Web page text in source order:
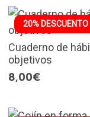
20% DESCUENTO
Cuaderno de
objetivos
8,00€